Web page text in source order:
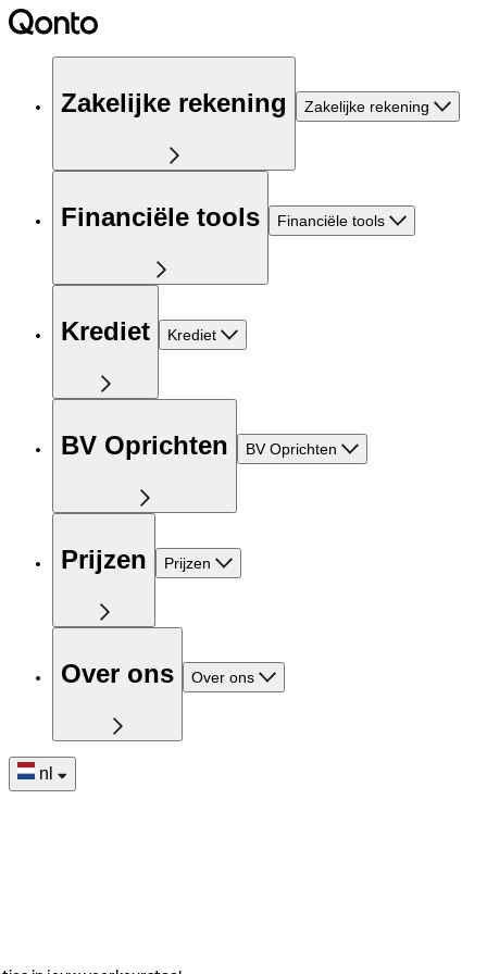
Zakelijke rekening Zakelijke rekening
Financiële tools Financiële tools
Krediet Krediet
BV Oprichten BV Oprichten
Prijzen Prijzen
Over ons Over ons
nl